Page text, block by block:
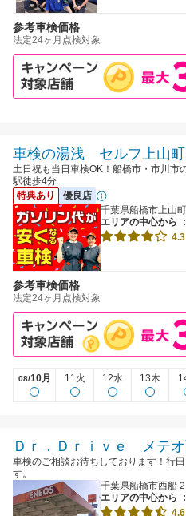
参考車検価格
法定24ヶ月点検対象
車検の湯浅 セルフ上山
土日祝も当日車検OK！船橋市・市川市
駅徒歩4分
特典あり
優良店
千葉県船橋市上山
エリアの中心から
4.3
参考車検価格
法定24ヶ月点検対象
08/10月 11火 12水 13木
Ｄｒ．Ｄｒｉｖｅ メテオ
車検のご相談お待ちしております！行
す。
千葉県船橋市西船
エリアの中心から
4.6